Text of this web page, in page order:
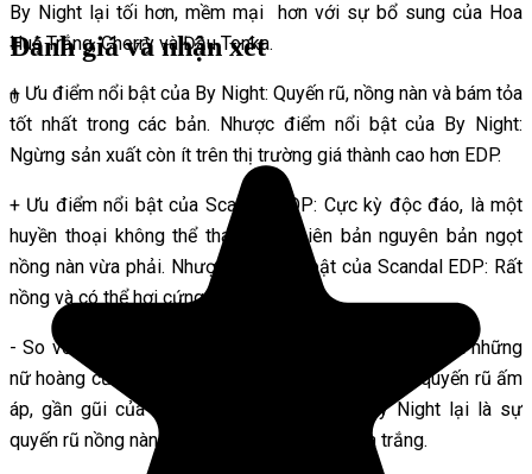
By Night lại tối hơn, mềm mại hơn với sự bổ sung của Hoa
Huệ Trắng, Cherry và Đậu Tonka.
+ Ưu điểm nổi bật của By Night: Quyến rũ, nồng nàn và bám tỏa
tốt nhất trong các bản. Nhược điểm nổi bật của By Night:
Ngừng sản xuất còn ít trên thị trường giá thành cao hơn EDP.
+ Ưu điểm nổi bật của Scandal EDP: Cực kỳ độc đáo, là một
huyền thoại không thể thay thế. Phiên bản nguyên bản ngọt
nồng nàn vừa phải. Nhược điểm nổi bật của Scandal EDP: Rất
nồng và có thể hơi cứng tuổi hơn.
- So với
: Sự khác biệt: Cả hai đều là những
nữ hoàng của buổi tiệc. Nhưng Black Opium là sự quyến rũ ấm
áp, gần gũi của cà phê và vani. Scandal By Night lại là sự
quyến rũ nồng nàn, ồn ào của mật ong và hoa trắng.
Đánh giá và nhận xét
0